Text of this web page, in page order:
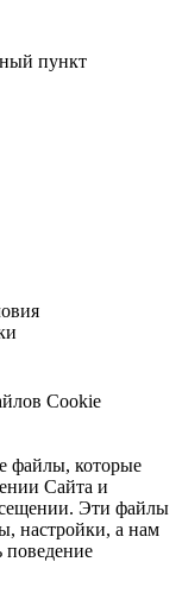
пункт
Cookie
файлы, которые
Сайта и
Эти файлы
настройки, а нам
поведение